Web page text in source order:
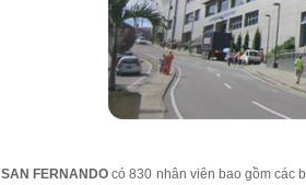
SAN FERNANDOcó 830 nhân viên bao gồm các